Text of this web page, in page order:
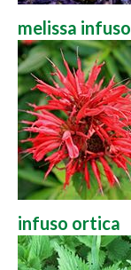
melissa infuso
infuso ortica